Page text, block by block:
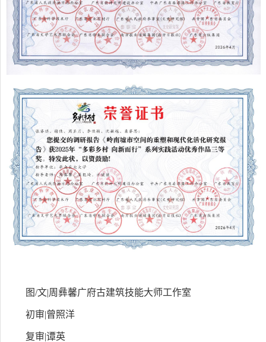
图/文|周彝馨广府古建筑技能大师工作室
初审|曾照洋
复审|谭英